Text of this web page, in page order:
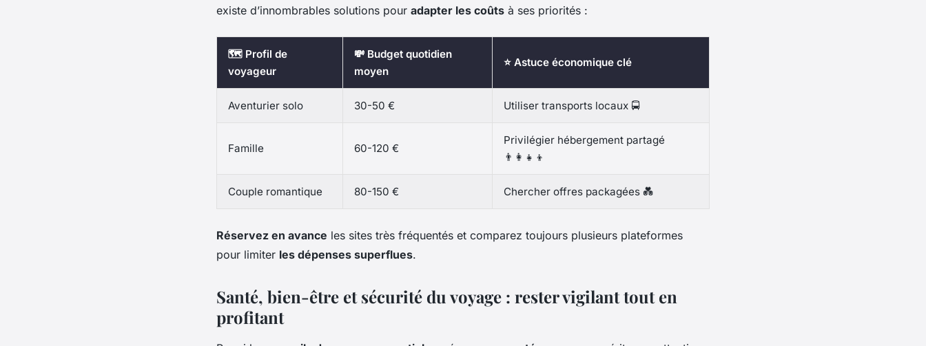
existe d’innombrables solutions pour adapter les coûts à ses priorités :
🗺️ Profil de
voyageur
💸 Budget quotidien
moyen
⭐ Astuce économique clé
Aventurier solo 30-50 € Utiliser transports locaux 🚍
Famille 60-120 €
Privilégier hébergement partagé
👨‍👩‍👧‍👦
Couple romantique 80-150 € Chercher offres packagées 💑
Réservez en avance les sites très fréquentés et comparez toujours plusieurs plateformes
pour limiter les dépenses superflues.
Santé, bien-être et sécurité du voyage : rester vigilant tout en
profitant